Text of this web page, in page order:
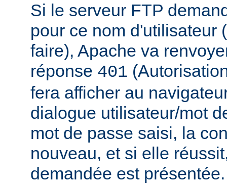
Si le serveur FTP
pour ce nom d'utilisateur
faire), Apache va
réponse 401
fera afficher au
dialogue utilisateur/mot
mot de passe saisi, la
nouveau, et si elle
demandée est